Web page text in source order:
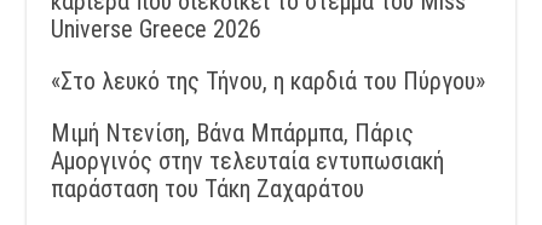
Universe Greece 2026
«Στο λευκό της Τήνου, η καρδιά του Πύργου»
Μιμή Ντενίση, Βάνα Μπάρμπα, Πάρις
Αμοργινός στην τελευταία εντυπωσιακή
παράσταση του Τάκη Ζαχαράτου